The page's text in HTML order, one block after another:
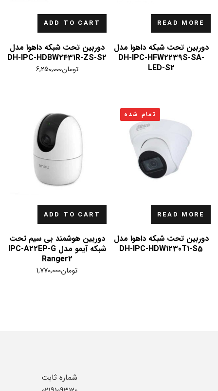
READ MORE
دوربین تحت شبکه داهوا مدل
DH-IPC-HFW2239S-SA-
LED-S2
ADD TO CART
دوربین تحت شبکه داهوا مدل
DH-IPC-HDBW2431R-ZS-S2
تومان6,250,000
تمام شده
READ MORE
دوربین تحت شبکه داهوا مدل
DH-IPC-HDW1230T1-S5
ADD TO CART
دوربین هوشمند بی سیم تحت
شبکه آیمو مدل IPC-A22EP-G
Ranger2
تومان1,770,000
شماره ثابت